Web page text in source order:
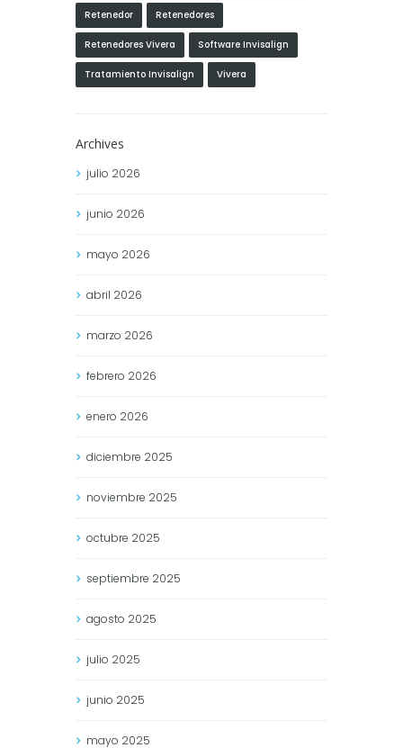
Retenedor Retenedores
Retenedores Vivera Software Invisalign
Tratamiento Invisalign Vivera
Archives
julio 2026
junio 2026
mayo 2026
abril 2026
marzo 2026
febrero 2026
enero 2026
diciembre 2025
noviembre 2025
octubre 2025
septiembre 2025
agosto 2025
julio 2025
junio 2025
mayo 2025